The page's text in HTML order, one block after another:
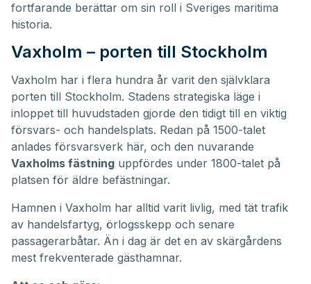
fortfarande berättar om sin roll i Sveriges maritima
historia.
Vaxholm – porten till Stockholm
Vaxholm har i flera hundra år varit den självklara
porten till Stockholm. Stadens strategiska läge i
inloppet till huvudstaden gjorde den tidigt till en viktig
försvars- och handelsplats. Redan på 1500-talet
anlades försvarsverk här, och den nuvarande
Vaxholms fästning uppfördes under 1800-talet på
platsen för äldre befästningar.
Hamnen i Vaxholm har alltid varit livlig, med tät trafik
av handelsfartyg, örlogsskepp och senare
passagerarbåtar. Än i dag är det en av skärgårdens
mest frekventerade gästhamnar.